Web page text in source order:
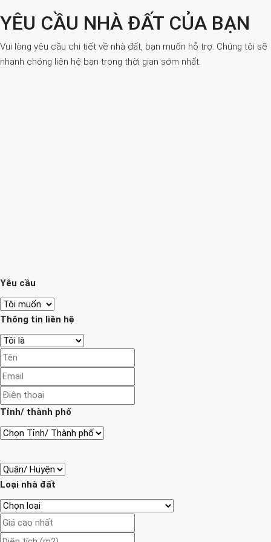
YÊU CẦU NHÀ ĐẤT CỦA BẠN
Vui lòng yêu cầu chi tiết về nhà đất, bạn muốn hỗ trợ. Chúng tôi sẽ
nhanh chóng liên hệ bạn trong thời gian sớm nhất.
Yêu cầu
Thông tin liên hệ
Tỉnh/ thành phố
Loại nhà đất